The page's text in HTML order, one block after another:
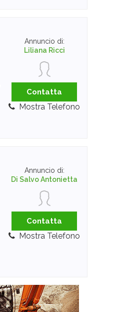
Annuncio di:
Liliana Ricci
Contatta
Mostra Telefono
Annuncio di:
Di Salvo Antonietta
Contatta
Mostra Telefono